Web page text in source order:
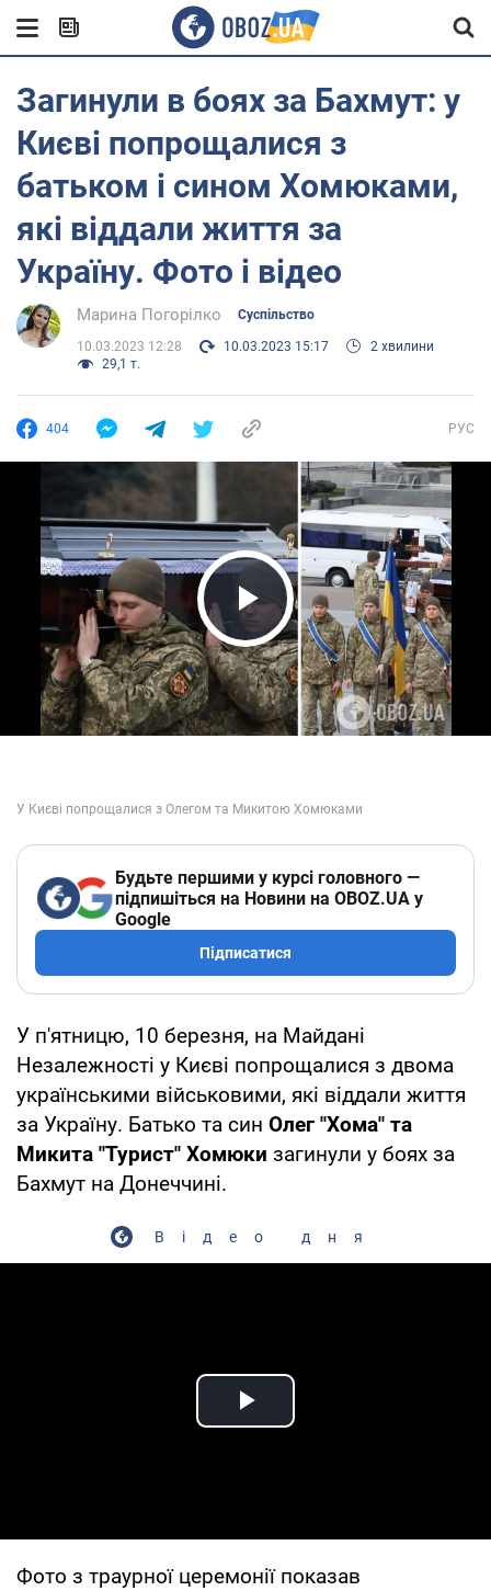
Загинули в боях за Бахмут: у
Києві попрощалися з
батьком і сином Хомюками,
які віддали життя за
Україну. Фото і відео
Марина Погорілко Суспільство
10.03.2023 12:28 10.03.2023 15:17
2 хвилини
29,1 т.
404 РУС
Play Video
Будьте першими у курсі головного —
підпишіться на Новини на OBOZ.UA у
Google
Підписатися
У п'ятницю, 10 березня, на Майдані
Незалежності у Києві попрощалися з двома
українськими військовими, які віддали життя
за Україну. Батько та син Олег "Хома" та
Микита "Турист" Хомюки загинули у боях за
Бахмут на Донеччині.
Відео дня
Play Video
Фото з траурної церемонії показав